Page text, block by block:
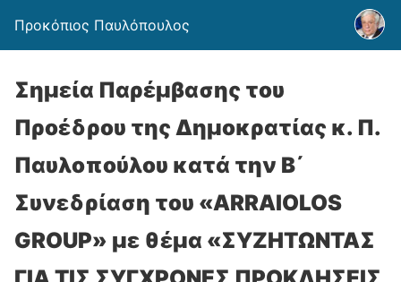
Προκόπιος Παυλόπουλος
Σημεία Παρέμβασης του
Προέδρου της Δημοκρατίας κ. Π.
Παυλοπούλου κατά την B΄
Συνεδρίαση του «ARRAIOLOS
GROUP» με θέμα «ΣΥΖΗΤΩΝΤΑΣ